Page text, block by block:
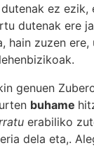
ez ezik,
dutenak ere
hain zuzen
genuen
buhame
erabiliko
dela eta,.